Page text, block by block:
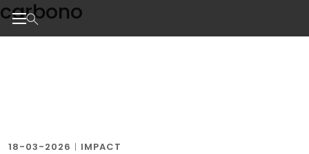
Skip
to
the
carbono
18-03-2026 | IMPACT